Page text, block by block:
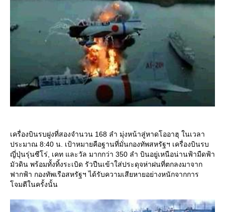
เครื่องบินรบฝูงที่สองจำนวน 168 ลำ มุ่งหน้าสู่หาดโออาฮุ ในเวลา
ประมาณ 8:40 น. เป้าหมายคือฐานที่มั่นกองทัพสหรัฐฯ เครื่องบินรบ
ญี่ปุ่นรุ่นซีโร่, เคท และวัล มากกว่า 350 ลำ บินอยู่เหนือน่านฟ้ามืดฟ้า
มัวดิน พร้อมทั้งทิ้งระเบิด รัวปืนเข้าใส่ประดุจห่าฝนที่ตกลงมาจาก
ฟากฟ้า กองทัพเรือสหรัฐฯ ได้รับความเสียหายอย่างหนักจากการ
จมตีในครั้งนั้น